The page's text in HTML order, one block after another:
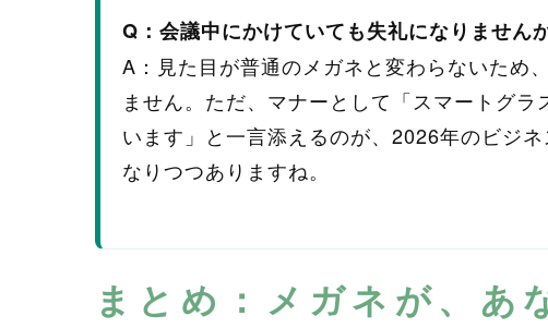
Q：会議中にかけていても失礼になりません
A：見た目が普通のメガネと変わらないため
ません。ただ、マナーとして「スマートグラ
います」と一言添えるのが、2026年のビジ
なりつつありますね。
まとめ：メガネが、あ